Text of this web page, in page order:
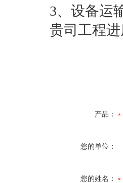
3、设备运
贵司工程
产品：
您的单位：
您的姓名：